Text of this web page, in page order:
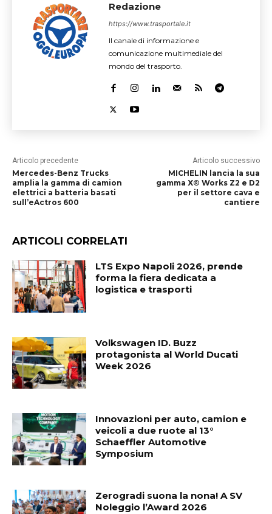
Redazione
https://www.trasportale.it
Il canale di informazione e
comunicazione multimediale del
mondo del trasporto.
Articolo precedente
Mercedes-Benz Trucks
amplia la gamma di camion
elettrici a batteria basati
sull’eActros 600
Articolo successivo
MICHELIN lancia la sua
gamma X® Works Z2 e D2
per il settore cava e
cantiere
ARTICOLI CORRELATI
LTS Expo Napoli 2026, prende
forma la fiera dedicata a
logistica e trasporti
Volkswagen ID. Buzz
protagonista al World Ducati
Week 2026
Innovazioni per auto, camion e
veicoli a due ruote al 13°
Schaeffler Automotive
Symposium
Zerogradi suona la nona! A SV
Noleggio l’Award 2026